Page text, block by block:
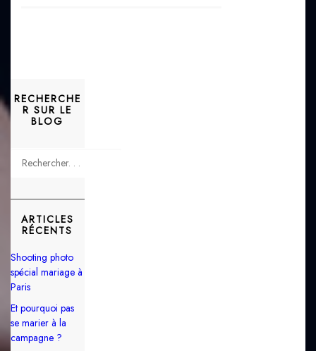
RECHERCHE
R SUR LE
BLOG
ARTICLES
RÉCENTS
Shooting photo
spécial mariage à
Paris
Et pourquoi pas
se marier à la
campagne ?